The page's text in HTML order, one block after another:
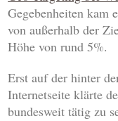
Gegebenheiten kam
von außerhalb der
Höhe von rund 5%.
Erst auf der hinter
Internetseite klärte
bundesweit tätig zu